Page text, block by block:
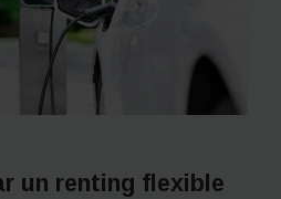
un renting flexible